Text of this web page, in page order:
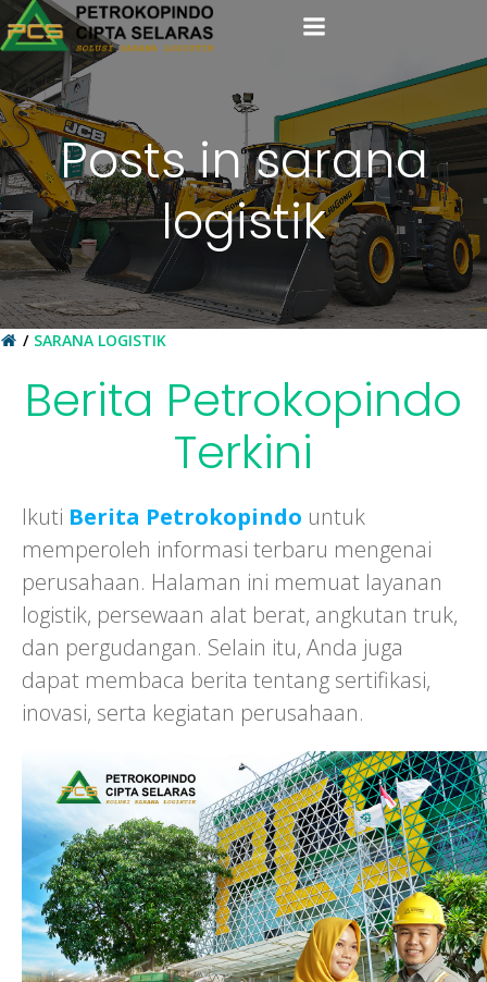
Posts in sarana
logistik
SARANA LOGISTIK
Berita Petrokopindo
Terkini
Ikuti Berita Petrokopindo untuk
memperoleh informasi terbaru mengenai
perusahaan. Halaman ini memuat layanan
logistik, persewaan alat berat, angkutan truk,
dan pergudangan. Selain itu, Anda juga
dapat membaca berita tentang sertifikasi,
inovasi, serta kegiatan perusahaan.